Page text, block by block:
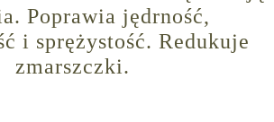
Poprawia jędrność,
i sprężystość. Redukuje
zmarszczki.